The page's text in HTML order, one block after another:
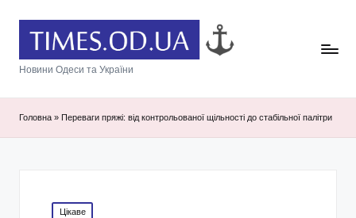
Новини Одеси та України
Головна » Переваги пряжі: від контрольованої щільності до стабільної палітри
Posted
Цікаве